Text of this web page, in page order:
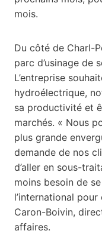
mois.
Du côté de Charl-
parc d’usinage de
L’entreprise
hydroélectrique,
sa productivité et
marchés. « Nous
plus grande
demande de nos
d’aller en sous-
moins besoin de
l’international
Caron-Boivin,
affaires.